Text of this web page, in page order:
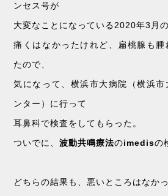
ンセス号が
大変なことになっている2020年3月の
痛くはなかったけれど、扁桃腺も腫
たので、
気になって、横浜市大病院（横浜
ンター）に行って
耳鼻科で検査をしてもらった。
ついでに、波動共鳴療法のimedisの
どちらの結果も、悪いところはなかっ